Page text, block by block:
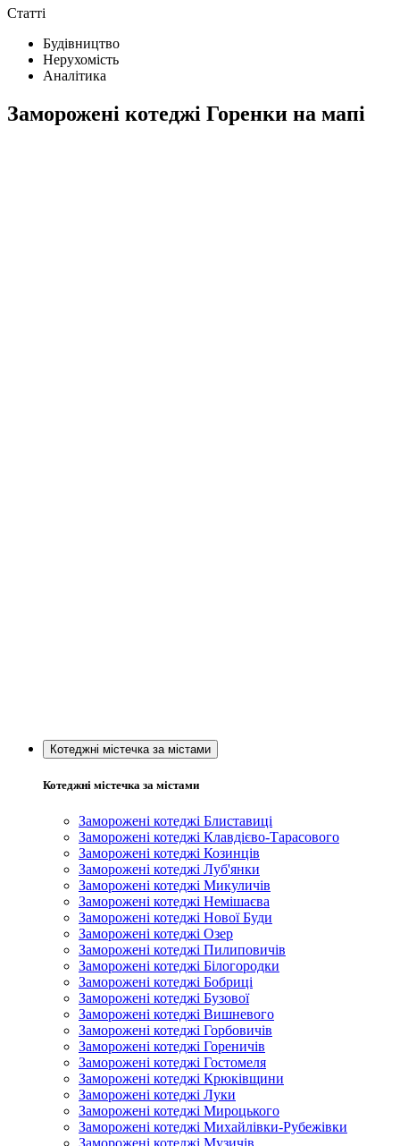
Статті
Будівництво
Нерухомість
Аналітика
Заморожені котеджі Горенки на мапі
Котеджні містечка за містами
Котеджні містечка за містами
Заморожені котеджі Блиставиці
Заморожені котеджі Клавдієво-Тарасового
Заморожені котеджі Козинців
Заморожені котеджі Луб'янки
Заморожені котеджі Микуличів
Заморожені котеджі Немішаєва
Заморожені котеджі Нової Буди
Заморожені котеджі Озер
Заморожені котеджі Пилиповичів
Заморожені котеджі Білогородки
Заморожені котеджі Бобриці
Заморожені котеджі Бузової
Заморожені котеджі Вишневого
Заморожені котеджі Горбовичів
Заморожені котеджі Гореничів
Заморожені котеджі Гостомеля
Заморожені котеджі Крюківщини
Заморожені котеджі Луки
Заморожені котеджі Мироцького
Заморожені котеджі Михайлівки-Рубежівки
Заморожені котеджі Музичів